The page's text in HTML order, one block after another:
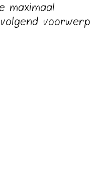
maximaal
voorwerp